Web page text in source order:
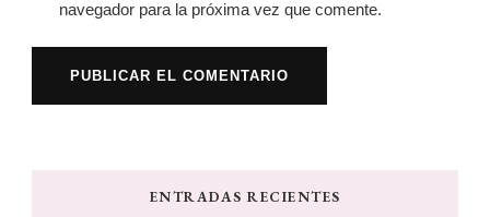
navegador para la próxima vez que comente.
ENTRADAS RECIENTES